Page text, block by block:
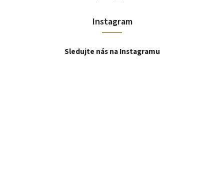
Instagram
Sledujte nás na Instagramu